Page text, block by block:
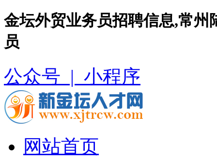
金坛外贸业务员招聘信息,常
员
公众号 | 小程序
网站首页